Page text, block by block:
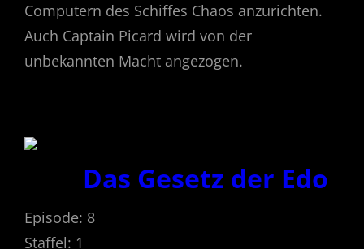
Computern des Schiffes Chaos anzurichten.
Auch Captain Picard wird von der
unbekannten Macht angezogen.
Das Gesetz der Edo
Episode: 8
Staffel: 1